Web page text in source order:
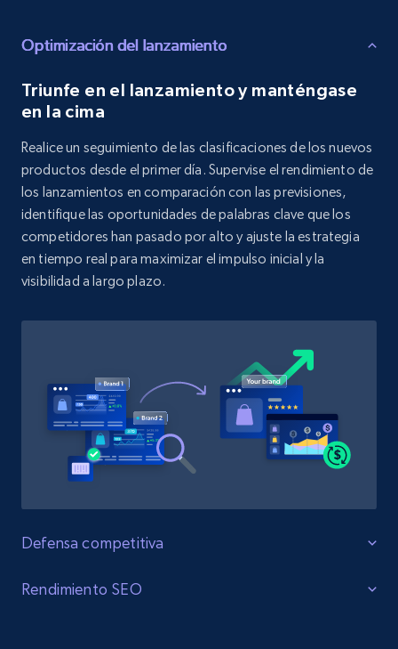
Optimización del lanzamiento
Triunfe en el lanzamiento y manténgase
en la cima
Realice un seguimiento de las clasificaciones de los nuevos
productos desde el primer día. Supervise el rendimiento de
los lanzamientos en comparación con las previsiones,
identifique las oportunidades de palabras clave que los
competidores han pasado por alto y ajuste la estrategia
en tiempo real para maximizar el impulso inicial y la
visibilidad a largo plazo.
Defensa competitiva
Proteja su liderazgo en la categoría.
Rendimiento SEO